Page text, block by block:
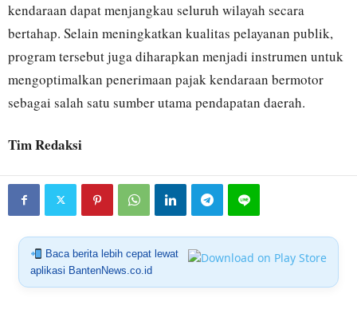
kendaraan dapat menjangkau seluruh wilayah secara
bertahap. Selain meningkatkan kualitas pelayanan publik,
program tersebut juga diharapkan menjadi instrumen untuk
mengoptimalkan penerimaan pajak kendaraan bermotor
sebagai salah satu sumber utama pendapatan daerah.
Tim Redaksi
Baca berita lebih cepat lewat
aplikasi BantenNews.co.id